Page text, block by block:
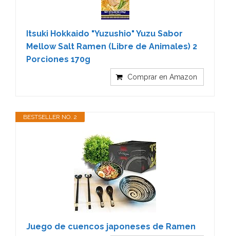
Itsuki Hokkaido "Yuzushio" Yuzu Sabor
Mellow Salt Ramen (Libre de Animales) 2
Porciones 170g
Comprar en Amazon
BESTSELLER NO. 2
Juego de cuencos japoneses de Ramen